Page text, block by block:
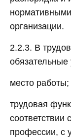
организации.
2.2.3. В
обязательные
место работы;
трудовая
соответствии
профессии, с